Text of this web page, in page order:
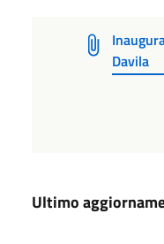
Davila
Ultimo